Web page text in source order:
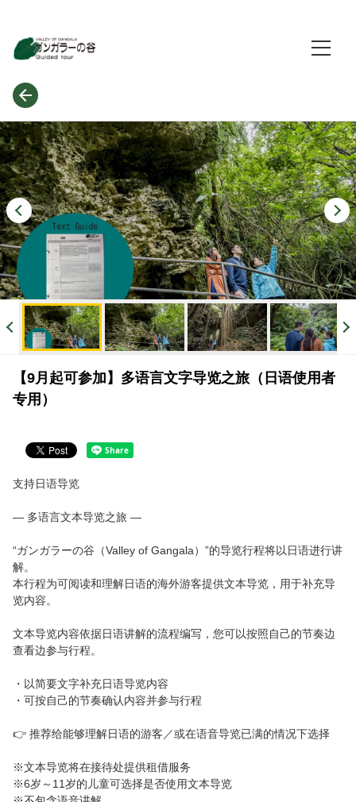
Valley of Gangala 官方主页
登录/确认预订
FAQ
语言
English
한국어
简体中文
繁體中文
日本語
【9月起可参加】多语言文字导览之旅（日语使用者
专用）
支持日语导览
— 多语言文本导览之旅 —
“ガンガラーの谷（Valley of Gangala）”的导览行程将以日语进行讲
解。
本行程为可阅读和理解日语的海外游客提供文本导览，用于补充导
览内容。
文本导览内容依据日语讲解的流程编写，您可以按照自己的节奏边
查看边参与行程。
・以简要文字补充日语导览内容
・可按自己的节奏确认内容并参与行程
👉 推荐给能够理解日语的游客／或在语音导览已满的情况下选择
※文本导览将在接待处提供租借服务
※6岁～11岁的儿童可选择是否使用文本导览